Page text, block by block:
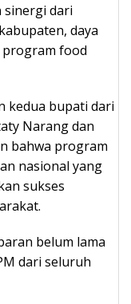
sinergi dari
daya
food
kedua bupati dari
Narang dan
bahwa program
nasional yang
sukses
belum lama
dari seluruh